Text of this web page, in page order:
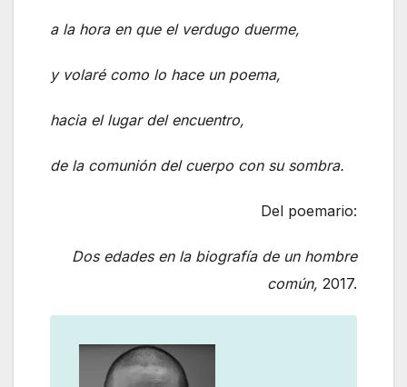
a la hora en que el verdugo duerme,
y volaré como lo hace un poema,
hacia el lugar del encuentro,
de la comunión del cuerpo con su sombra.
Del poemario:
Dos edades en la biografía de un hombre
común, 2017.